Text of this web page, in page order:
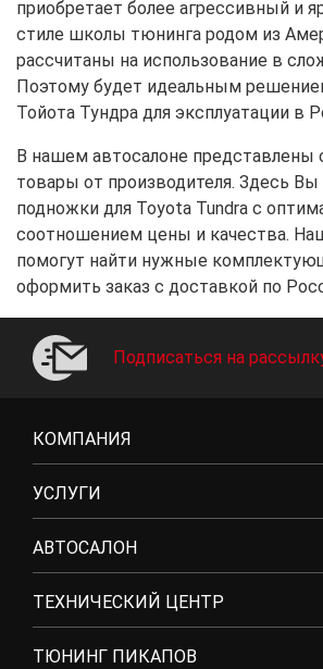
приобретает более агрессивный и
стиле школы тюнинга родом из
рассчитаны на использование в
Поэтому будет идеальным
Тойота Тундра для эксплуатации в
В нашем автосалоне представлены
товары от производителя. Здесь
подножки для Toyota Tundra с
соотношением цены и качества.
помогут найти нужные
оформить заказ с доставкой по
Подписаться на
КОМПАНИЯ
УСЛУГИ
АВТОСАЛОН
ТЕХНИЧЕСКИЙ ЦЕНТР
ТЮНИНГ ПИКАПОВ